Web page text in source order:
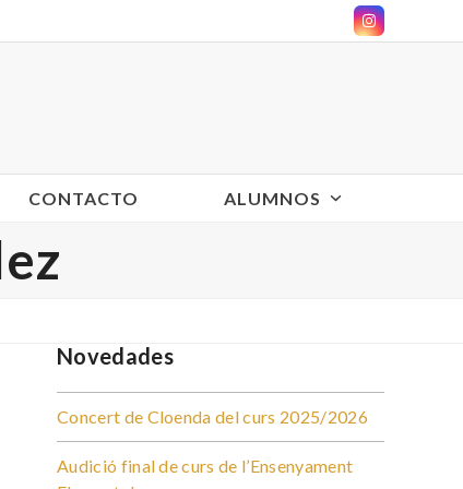
Instagram
CONTACTO ALUMNOS
Novedades
Concert de Cloenda del curs 2025/2026
Audició final de curs de l’Ensenyament